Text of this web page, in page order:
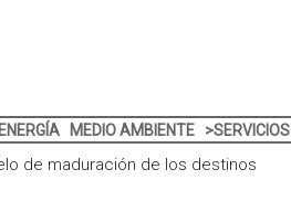
ENERGÍA MEDIO AMBIENTE >SERVICIOS
de maduración de los destinos